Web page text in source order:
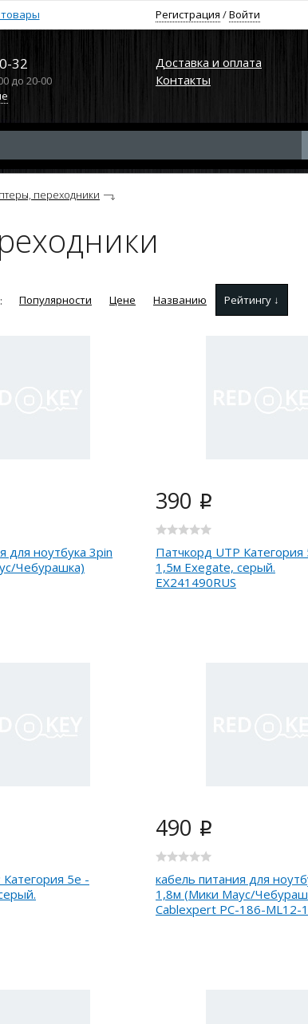
Регистрация /Войти
32
до 20-00
Доставка и оплата
Контакты
переходники
Популярности Цене Названию Рейтингу ↓
для ноутбука 3pin
Чебурашка)
390 i
Патчкорд UTP Категория
1,5м Exegate, серый.
EX241490RUS
5е -
490 i
кабель питания для
1,8м (Мики Маус/
Cablexpert PC-186-ML12-